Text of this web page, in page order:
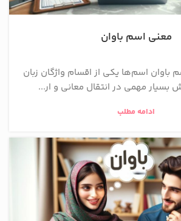
معنی اسم باوان
اسم‌ها یکی از اقسام واژگان زبان
مهمی در انتقال معانی و ار...
ادامه مطلب